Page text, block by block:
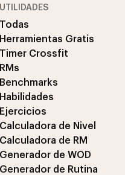
UTILIDADES
Todas
Herramientas Gratis
Timer Crossfit
RMs
Benchmarks
Habilidades
Ejercicios
Calculadora de Nivel
Calculadora de RM
Generador de WOD
Generador de Rutina